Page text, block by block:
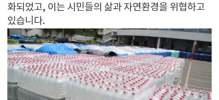
화되었고, 이는 시민들의 삶과 자연환경을 위협하고
있습니다.